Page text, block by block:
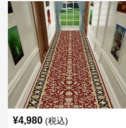
¥4,980 (税込)